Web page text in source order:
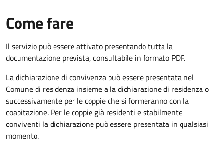
Come fare
Il servizio può essere attivato presentando tutta la
documentazione prevista, consultabile in formato PDF.
La dichiarazione di convivenza può essere presentata nel
Comune di residenza insieme alla dichiarazione di residenza o
successivamente per le coppie che si formeranno con la
coabitazione. Per le coppie già residenti e stabilmente
conviventi la dichiarazione può essere presentata in qualsiasi
momento.